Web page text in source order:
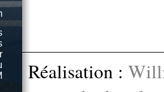
Réalisation :